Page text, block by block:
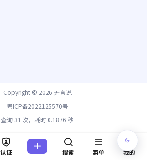
Copyright © 2026 无言说
粤ICP备2022125570号
查询 31 次，耗时 0.1876 秒
认证 搜索 菜单 我的